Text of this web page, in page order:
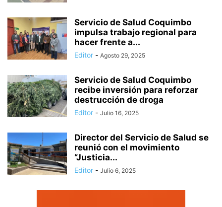
Servicio de Salud Coquimbo
impulsa trabajo regional para
hacer frente a...
Editor - Agosto 29, 2025
Servicio de Salud Coquimbo
recibe inversión para reforzar
destrucción de droga
Editor - Julio 16, 2025
Director del Servicio de Salud se
reunió con el movimiento
“Justicia...
Editor - Julio 6, 2025